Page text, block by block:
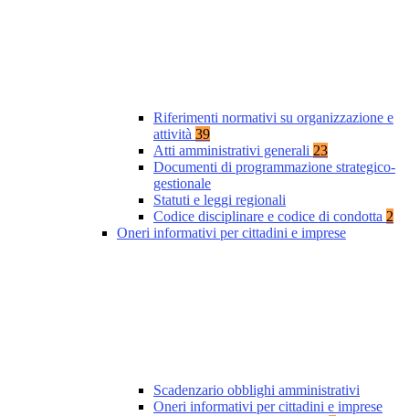
Riferimenti normativi su organizzazione e
attività 39
Atti amministrativi generali 23
Documenti di programmazione strategico-
gestionale
Statuti e leggi regionali
Codice disciplinare e codice di condotta 2
Oneri informativi per cittadini e imprese
Scadenzario obblighi amministrativi
Oneri informativi per cittadini e imprese